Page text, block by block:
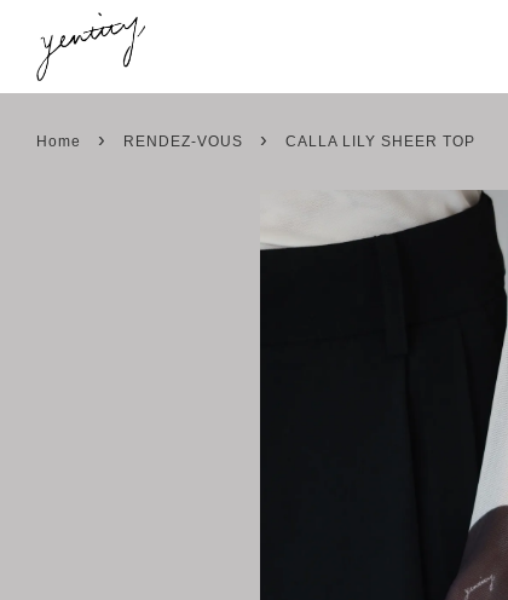
Home › RENDEZ-VOUS › CALLA LILY SHEER TOP